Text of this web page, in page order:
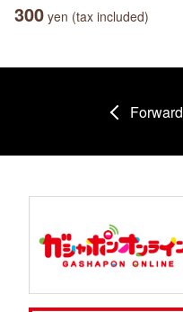
300 yen (tax included)
Forward